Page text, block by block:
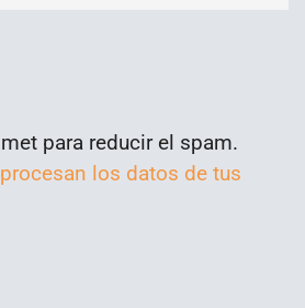
para reducir el spam.
los datos de tus